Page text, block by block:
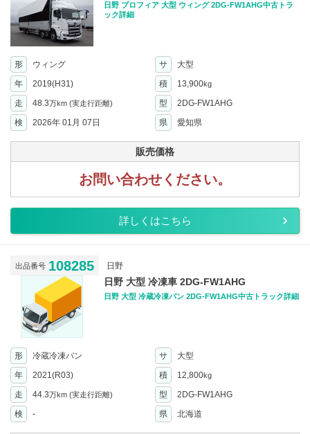
日野 プロフィア 大型 ウィング 2DG-FW1AHG中古トラ
ック詳細
形 ウィング サ
大型
年
2019(H31) 積 13,900kg
走 48.3万km (実走行距離) 型
2DG-FW1AHG
検
2026年 01月 07日 県 愛知県
販売価格
お問い合わせください。
詳しくはこちら
出品番号 108285 日野
日野 大型 冷凍車 2DG-FW1AHG
日野 大型 冷蔵冷凍バン 2DG-FW1AHG中古トラック詳細
形 冷蔵冷凍バン サ
大型
年
2021(R03) 積 12,800kg
走 44.3万km (実走行距離) 型
2DG-FW1AHG
検
- 県 北海道